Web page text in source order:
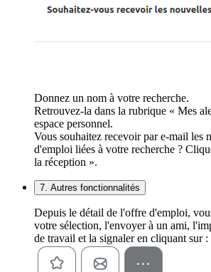
Donnez un nom à votre recherche.
Retrouvez-la dans la rubrique « Mes
espace personnel.
Vous souhaitez recevoir par e-mail les
d'emploi liées à votre recherche ?
la réception ».
7. Autres fonctionnalités
Depuis le détail de l'offre d'emploi,
votre sélection, l'envoyer à un ami,
de travail et la signaler en cliquant sur :